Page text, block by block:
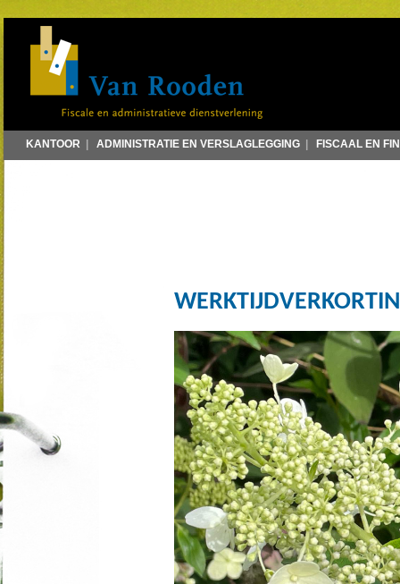
KANTOOR | ADMINISTRATIE EN VERSLAGLEGGING | FISCAAL EN